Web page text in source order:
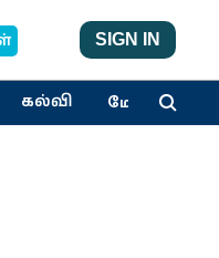
SIGN IN
கல்வி மேலும்